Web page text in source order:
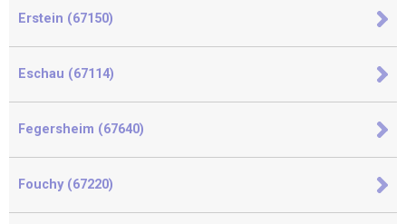
Erstein (67150)
Eschau (67114)
Fegersheim (67640)
Fouchy (67220)